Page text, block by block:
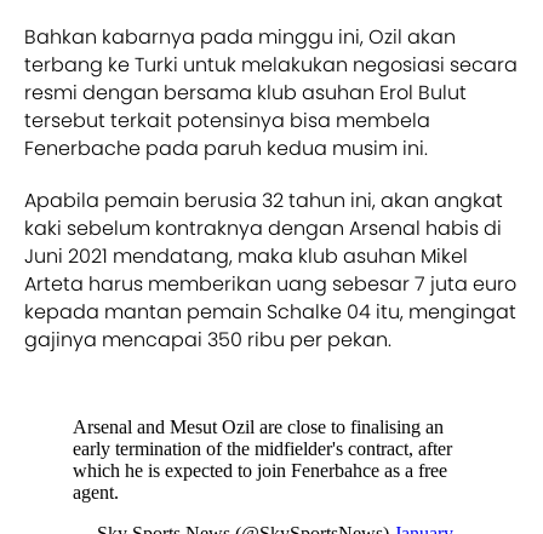
Bahkan kabarnya pada minggu ini, Ozil akan
terbang ke Turki untuk melakukan negosiasi secara
resmi dengan bersama klub asuhan Erol Bulut
tersebut terkait potensinya bisa membela
Fenerbache pada paruh kedua musim ini.
Apabila pemain berusia 32 tahun ini, akan angkat
kaki sebelum kontraknya dengan Arsenal habis di
Juni 2021 mendatang, maka klub asuhan Mikel
Arteta harus memberikan uang sebesar 7 juta euro
kepada mantan pemain Schalke 04 itu, mengingat
gajinya mencapai 350 ribu per pekan.
Arsenal and Mesut Ozil are close to finalising an
early termination of the midfielder's contract, after
which he is expected to join Fenerbahce as a free
agent.